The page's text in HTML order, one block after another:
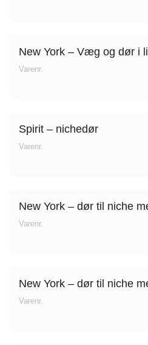
New York – Væg og dør i
Varenr.
Spirit – nichedør
Varenr.
New York – dør til niche
Varenr.
New York – dør til niche
Varenr.
Stagehøj Tværvej 5,
Øster Vedsted Vej 6,